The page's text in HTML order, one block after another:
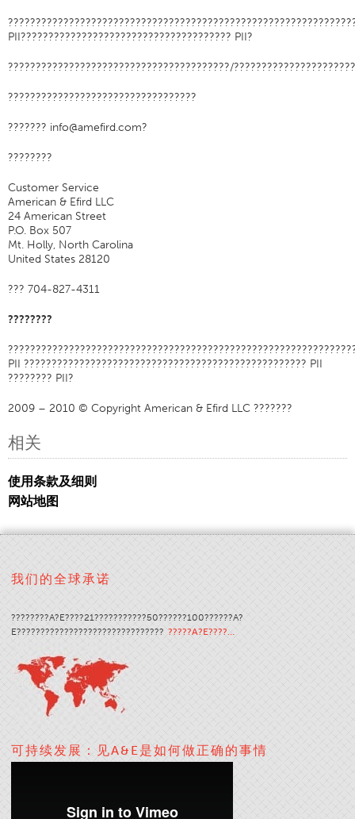
PII?????????????????????????????????????? PII?
????????????????????????????????????????/
??????????????????????????????????
??????? info@amefird.com?
????????
Customer Service
American & Efird LLC
24 American Street
P.O. Box 507
Mt. Holly, North Carolina
United States 28120
??? 704-827-4311
????????
PII ??????????????????????????????????????????????????? PII
???????? PII?
2009 – 2010 © Copyright American & Efird LLC ???????
相关
使用条款及细则
网站地图
我们的全球承诺
????????A?E????21???????????50??????100??????A?
E??????????????????????????????? ?????A?E????…
可持续发展：见A&E是如何做正确的事情